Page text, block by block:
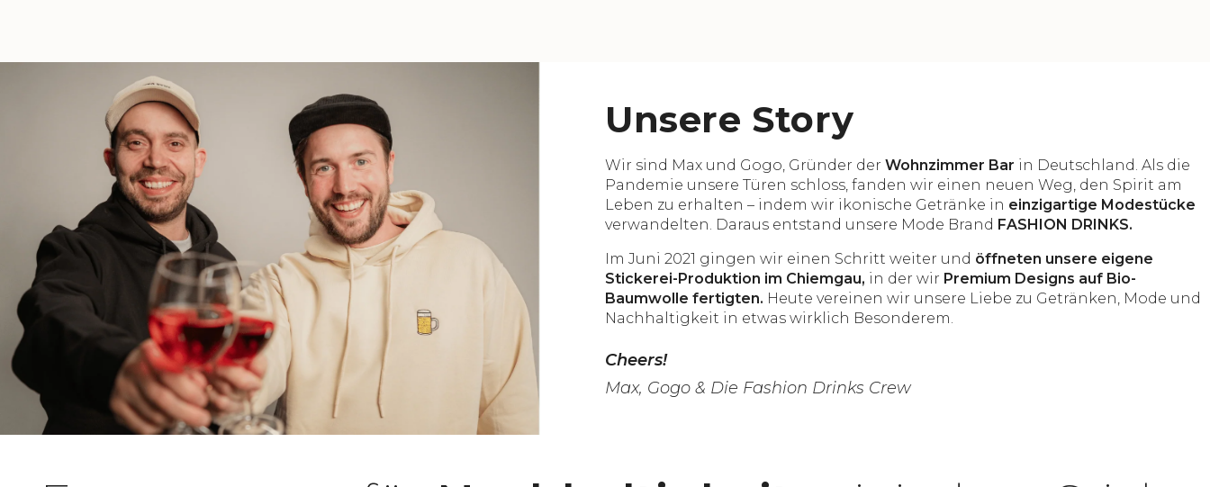
Unsere Story
Wir sind Max und Gogo, Gründer der Wohnzimmer Bar in Deutschland. Als die
Pandemie unsere Türen schloss, fanden wir einen neuen Weg, den Spirit am
Leben zu erhalten – indem wir ikonische Getränke in einzigartige Modestücke
verwandelten. Daraus entstand unsere Mode Brand FASHION DRINKS.
Im Juni 2021 gingen wir einen Schritt weiter und öffneten unsere eigene
Stickerei-Produktion im Chiemgau, in der wir Premium Designs auf Bio-
Baumwolle fertigten. Heute vereinen wir unsere Liebe zu Getränken, Mode und
Nachhaltigkeit in etwas wirklich Besonderem.
Cheers!
Max, Gogo & Die Fashion Drinks Crew